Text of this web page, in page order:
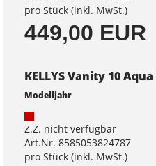
pro Stück (inkl. MwSt.)
449,00 EUR
KELLYS Vanity 10
Modelljahr
Z.Z. nicht verfügbar
Art.Nr. 8585053824787
pro Stück (inkl. MwSt.)